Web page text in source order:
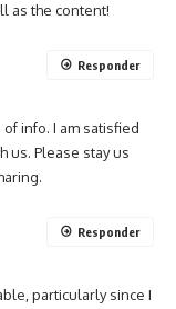
as the content!
info. I am satisfied
us. Please stay us
Responder
particularly since I
Responder